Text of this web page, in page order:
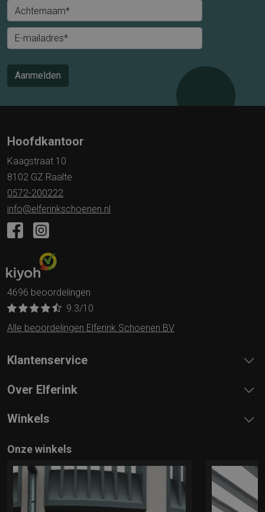
Achternaam*
E-mailadres*
Aanmelden
Hoofdkantoor
Kaagstraat 10
8102 GZ Raalte
0572-200222
info@elferinkschoenen.nl
4696 beoordelingen
9.3/10
Alle beoordelingen Elferink Schoenen BV
Klantenservice
Over Elferink
Winkels
Onze winkels